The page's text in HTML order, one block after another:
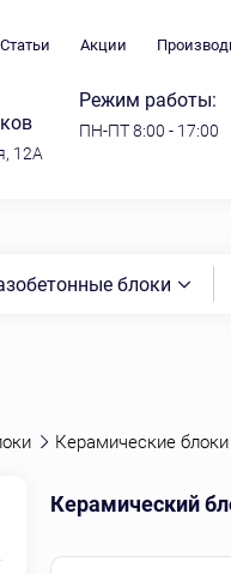
Статьи Акции
12А
Режим работы:
ПН-ПТ 8:00 - 17:00
блоки
Керамические
Керамический